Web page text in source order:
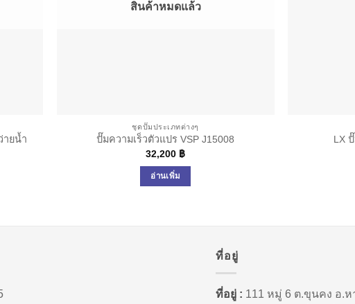
ายน้ำ
สินค้าหมดแล้ว
ชุดปั๊มประเภทต่างๆ
ปั๊มความเร็วตัวแปร VSP J15008
32,200 ฿
อ่านเพิ่ม
LX
ที่อยู่
ที่อยู่ : 111 หมู่ 6 ต.ขุนคง อ.ห